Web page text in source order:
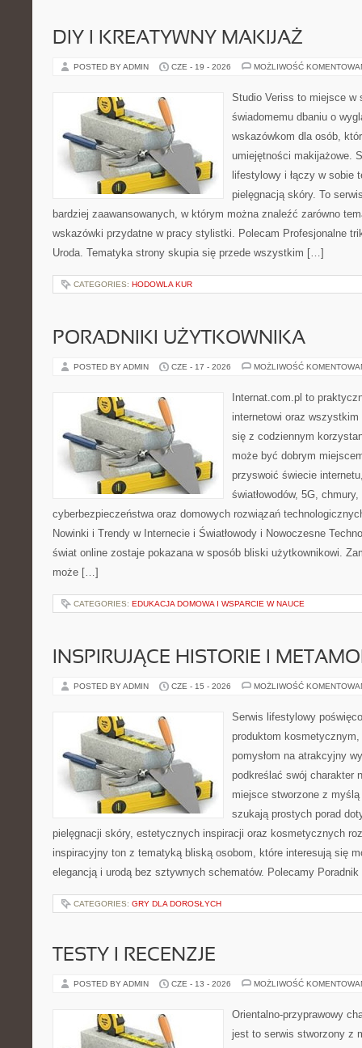
DIY I KREATYWNY MAKIJAŻ
POSTED BY ADMIN CZE - 19 - 2026 MOŻLIWOŚĆ
Studio Veriss to miejsce w
świadomemu dbaniu o
wskazówkom dla osób,
umiejętności makijażowe.
lifestylowy i łączy w sobie
pielęgnacją skóry. To
bardziej zaawansowanych, w którym można znaleźć zarówno
wskazówki przydatne w pracy stylistki. Polecam Profesjonalne
Uroda. Tematyka strony skupia się przede wszystkim […]
CATEGORIES: HODOWLA KUR
PORADNIKI UŻYTKOWNIKA
POSTED BY ADMIN CZE - 17 - 2026 MOŻLIWOŚĆ
Internat.com.pl to
internetowi oraz
się z codziennym
może być dobrym
przyswoić świecie
światłowodów, 5G,
cyberbezpieczeństwa oraz domowych rozwiązań
Nowinki i Trendy w Internecie i Światłowody i Nowoczesne
świat online zostaje pokazana w sposób bliski użytkownikowi.
może […]
CATEGORIES: EDUKACJA DOMOWA I WSPARCIE W NAUCE
INSPIRUJĄCE HISTORIE I
POSTED BY ADMIN CZE - 15 - 2026 MOŻLIWOŚĆ
Serwis lifestylowy
produktom
pomysłom na atrakcyjny
podkreślać swój charakter
miejsce stworzone z
szukają prostych porad
pielęgnacji skóry, estetycznych inspiracji oraz kosmetycznych
inspiracyjny ton z tematyką bliską osobom, które interesują się
elegancją i urodą bez sztywnych schematów. Polecamy
CATEGORIES: GRY DLA DOROSŁYCH
TESTY I RECENZJE
POSTED BY ADMIN CZE - 13 - 2026 MOŻLIWOŚĆ
Orientalno-przyprawowy
jest to serwis stworzony z